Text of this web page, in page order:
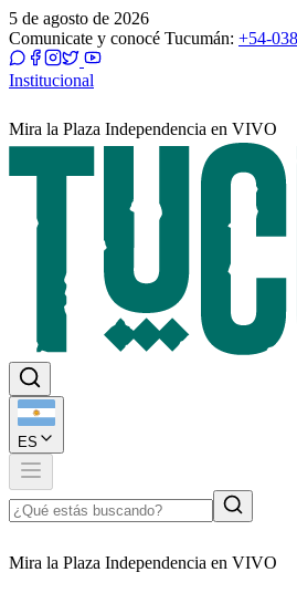
5 de agosto de 2026
Comunicate y conocé Tucumán: +54-
Institucional
Mira la Plaza Independencia en VIVO
ES
Mira la Plaza Independencia en VIVO